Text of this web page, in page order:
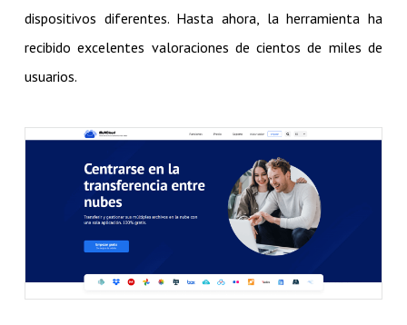
dispositivos diferentes. Hasta ahora, la herramienta ha
recibido excelentes valoraciones de cientos de miles de
usuarios.